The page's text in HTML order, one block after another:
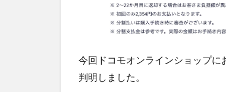
今回ドコモオンラインショップに
判明しました。